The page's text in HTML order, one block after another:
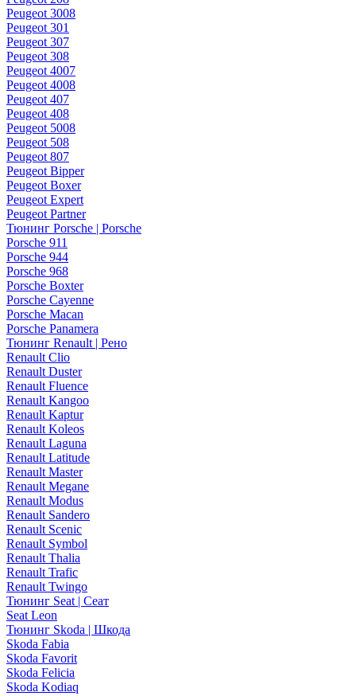
Peugeot 3008
Peugeot 301
Peugeot 307
Peugeot 308
Peugeot 4007
Peugeot 4008
Peugeot 407
Peugeot 408
Peugeot 5008
Peugeot 508
Peugeot 807
Peugeot Bipper
Peugeot Boxer
Peugeot Expert
Peugeot Partner
Тюнинг Porsche | Porsche
Porsche 911
Porsche 944
Porsche 968
Porsche Boxter
Porsche Cayenne
Porsche Macan
Porsche Panamera
Тюнинг Renault | Рено
Renault Clio
Renault Duster
Renault Fluence
Renault Kangoo
Renault Kaptur
Renault Koleos
Renault Laguna
Renault Latitude
Renault Master
Renault Megane
Renault Modus
Renault Sandero
Renault Scenic
Renault Symbol
Renault Thalia
Renault Trafic
Renault Twingo
Тюнинг Seat | Сеат
Seat Leon
Тюнинг Skoda | Шкода
Skoda Fabia
Skoda Favorit
Skoda Felicia
Skoda Kodiaq